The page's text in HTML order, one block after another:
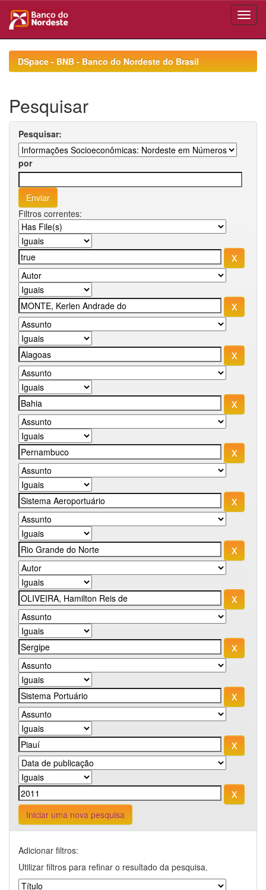
navigationDSpace - BNB - Banco do Nordeste do Brasil
Pesquisar
Pesquisar:
por
Filtros correntes:
Iniciar uma nova pesquisa
Adicionar filtros:
Utilizar filtros para refinar o resultado da pesquisa.